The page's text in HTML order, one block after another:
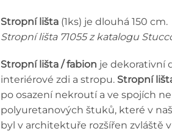
Stropní lišta (1ks) je dlouhá 150 cm.
Stropní lišta 71055 z katalogu
Stropní lišta / fabion je dekorativní
interiérové zdi a stropu. Stropní
po osazení nekroutí a ve spojích
polyuretanových štuků, které v
byl v architektuře rozšířen zvláště